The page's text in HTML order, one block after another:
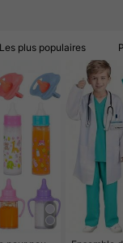
Les plus populaires